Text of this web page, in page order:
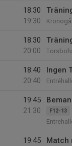
18:30
19:30
18:30
20:00
18:40
20:40
Ingen
19:45
21:30
F12-13
19:45
Match